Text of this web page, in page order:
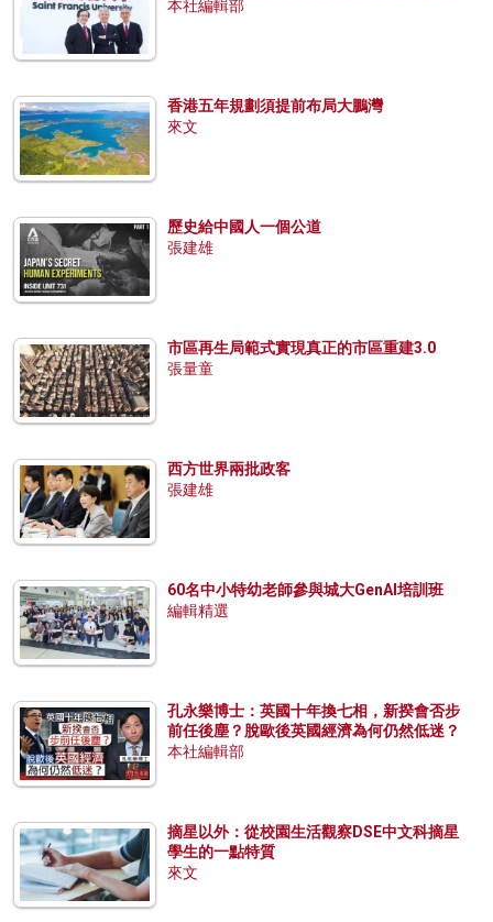
本社編輯部
香港五年規劃須提前布局大鵬灣
來文
歷史給中國人一個公道
張建雄
市區再生局範式實現真正的市區重建3.0
張量童
西方世界兩批政客
張建雄
60名中小特幼老師參與城大GenAI培訓班
編輯精選
孔永樂博士：英國十年換七相，新揆會否步
前任後塵？脫歐後英國經濟為何仍然低迷？
本社編輯部
摘星以外：從校園生活觀察DSE中文科摘星
學生的一點特質
來文